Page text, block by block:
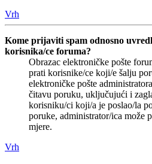
Vrh
Kome prijaviti spam odnosno
korisnika/ce foruma?
Obrazac elektroničke pošte
prati korisnike/ce koji/e šalju
elektroničke pošte
čitavu poruku, uključujući i
korisniku/ci koji/a je poslao/la
poruke, administrator/ica može
mjere.
Vrh